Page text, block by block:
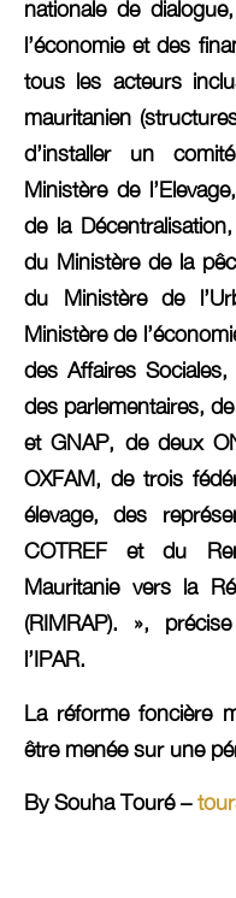
nationale de
l’économie et des
tous les acteurs
mauritanien
d’installer un
Ministère de
de la
du Ministère de la
du Ministère de
Ministère de
des Affaires
des parlementaires,
et GNAP, de deux
OXFAM, de trois
élevage, des
COTREF et du
Mauritanie vers la
(RIMRAP). »,
l’IPAR.
La réforme foncière
être menée sur une
By Souha Touré –